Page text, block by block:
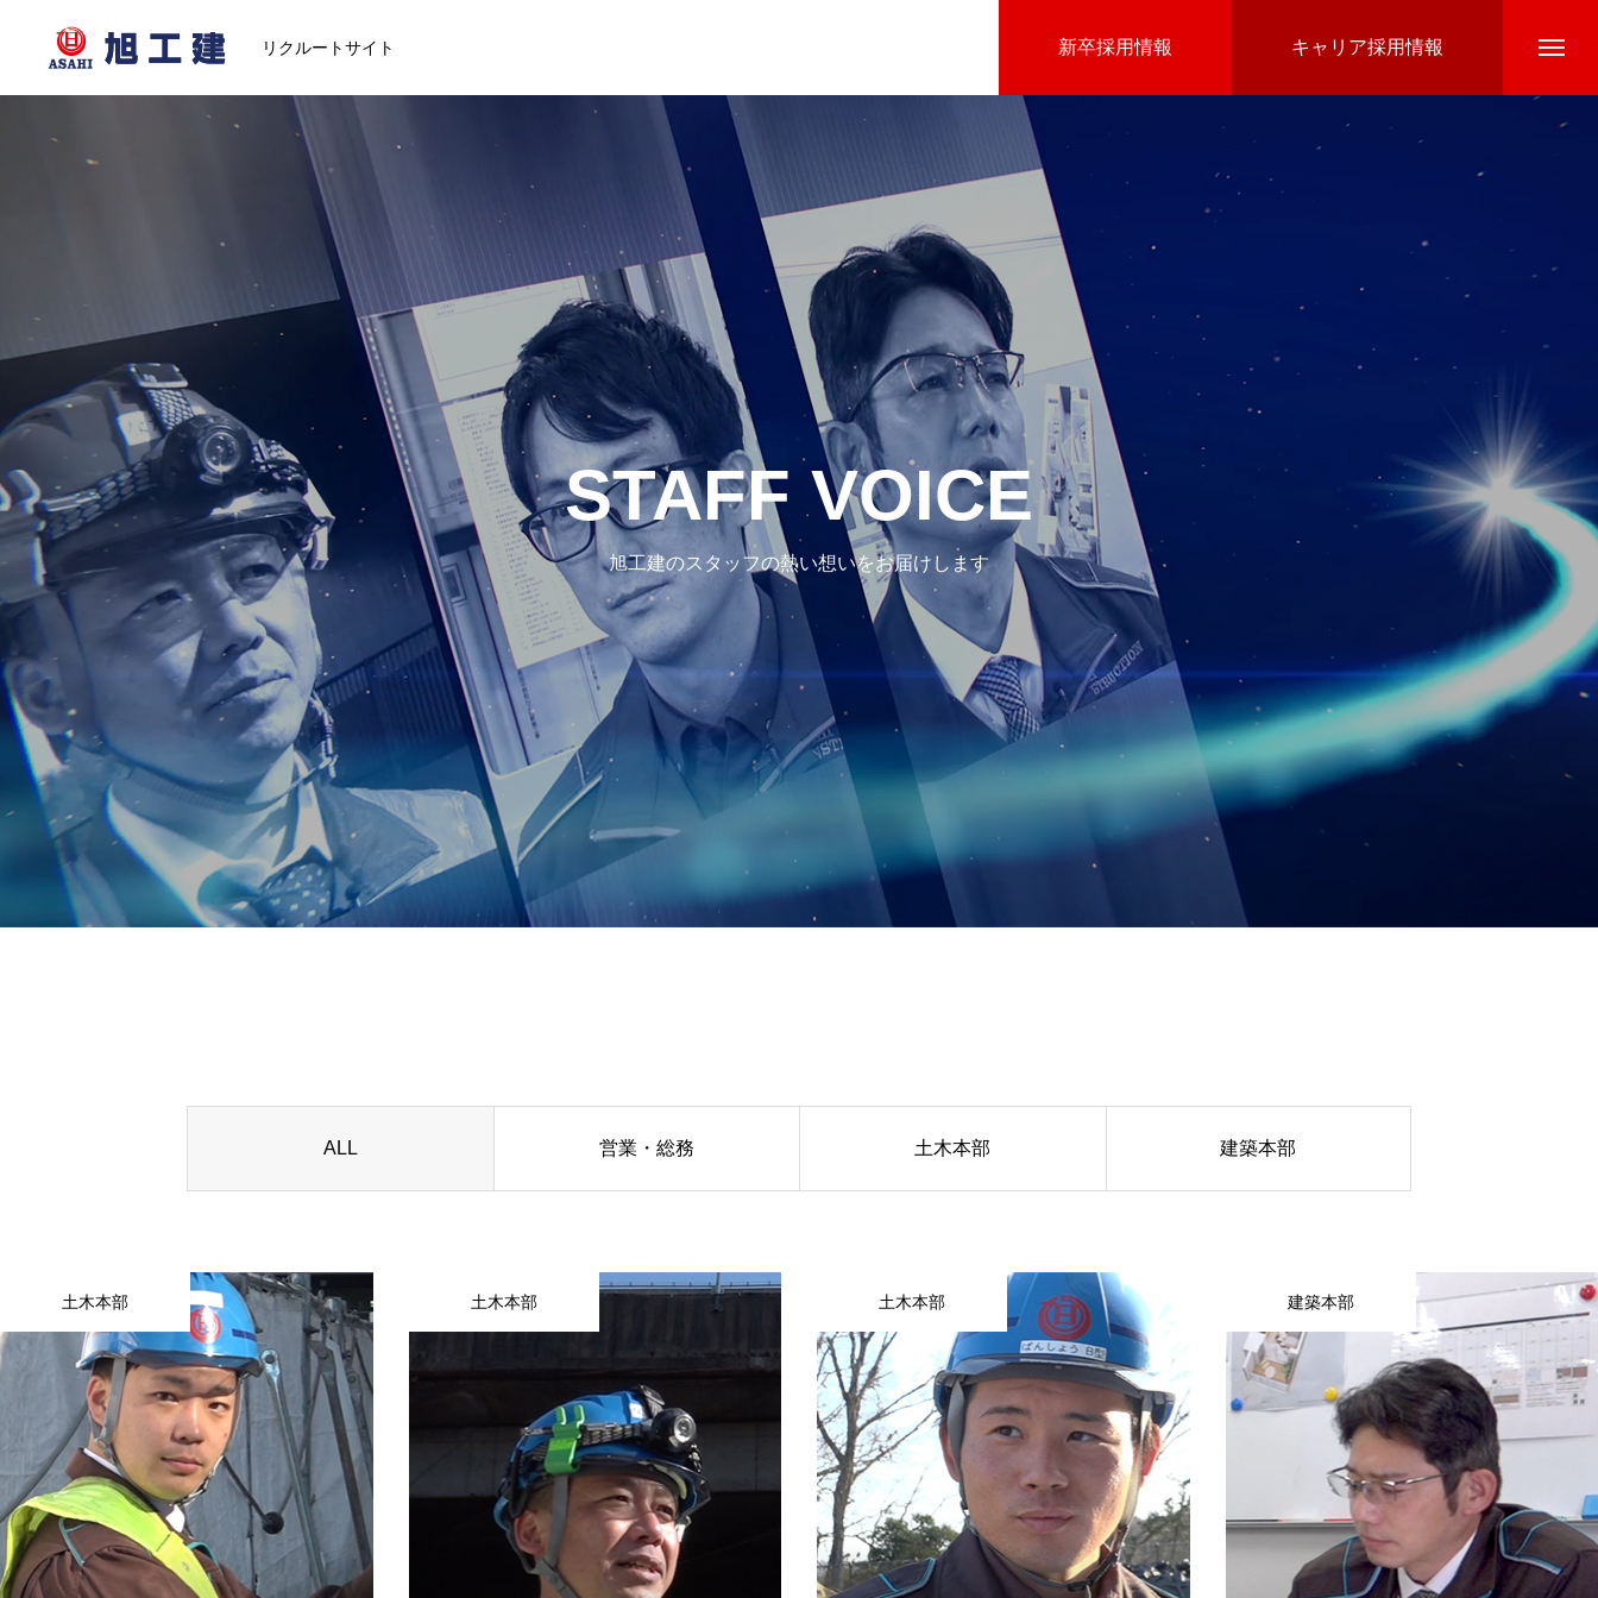
リクルートサイト 新卒採用情報 キャリア採用情報
ホーム
旭工建を知る カンパニーサイトへ移動します
STAFF VOICE
旭工建のスタッフの熱い想いをお届けします
ALL 営業・総務 土木本部 建築本部
土木本部 土木本部 土木本部 建築本部